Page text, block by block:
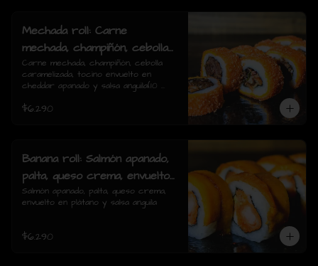
Mechada roll: Carne
mechada, champiñón, cebolla
caramelizada, tocino envuelto
en cheddar apanado y salsa
Carne mechada, champiñón, cebolla
caramelizada, tocino envuelto en
cheddar apanado y salsa anguila(10
$6.290
Banana roll: Salmón apanado,
palta, queso crema, envuelto
en plátano y salsa anguila(10
rolls)
Salmón apanado, palta, queso crema,
envuelto en plátano y salsa anguila
$6.290